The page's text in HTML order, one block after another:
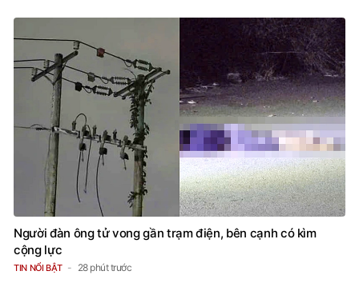
Người đàn ông tử vong gần trạm điện, bên cạnh có kìm
cộng lực
TIN NỔI BẬT 28 phút trước